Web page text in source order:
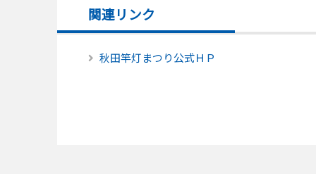
関連リンク
秋田竿灯まつり公式ＨＰ